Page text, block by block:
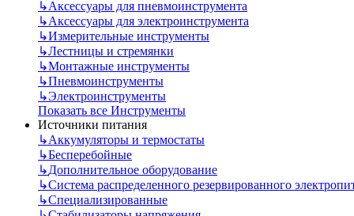
↳Аксессуары для пневмоинструмента
↳Аксессуары для электроинструмента
↳Измерительные инструменты
↳Лестницы и стремянки
↳Монтажные инструменты
↳Пневмоинструменты
↳Электроинструменты
Показать все Инструменты
Источники питания
↳Аккумуляторы и термостаты
↳Бесперебойные
↳Дополнительное оборудование
↳Система распределенного резервированного
↳Специализированные